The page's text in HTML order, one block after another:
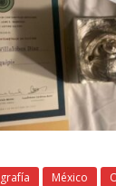
México